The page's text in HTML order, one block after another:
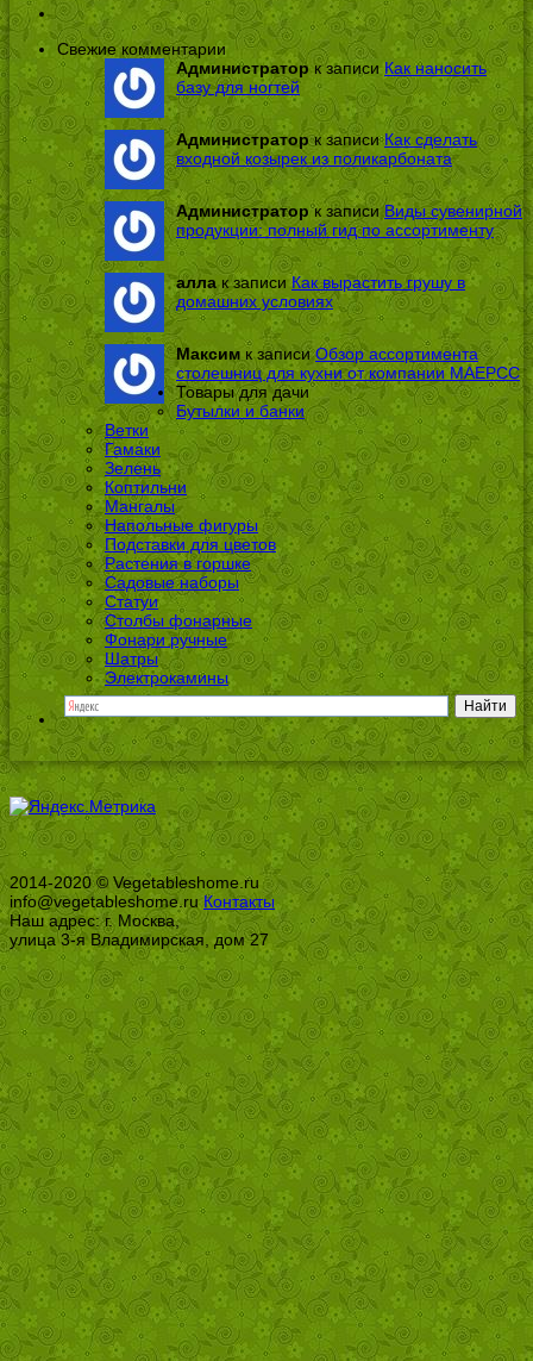
Свежие комментарии
Администраторк записи Как наносить
базу для ногтей
Администраторк записиКак сделать
входной козырек из поликарбоната
Администраторк записиВиды сувенирной
продукции: полный гид по ассортименту
алла к записи Как вырастить грушу в
домашних условиях
Максим к записиОбзор ассортимента
столешниц для кухни от компании МАЕРСС
Товары для дачи
Бутылки и банки
Ветки
Гамаки
Зелень
Коптильни
Мангалы
Напольные фигуры
Подставки для цветов
Растения в горшке
Садовые наборы
Статуи
Столбы фонарные
Фонари ручные
Шатры
Электрокамины
2014-2020 © Vegetableshome.ru
info@vegetableshome.ruКонтакты
Наш адрес: г. Москва,
улица 3-я Владимирская, дом 27